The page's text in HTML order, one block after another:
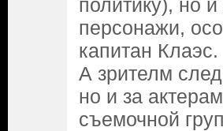
политику), но
персонажи,
капитан Клаэс.
А зрителм
но и за
съемочной